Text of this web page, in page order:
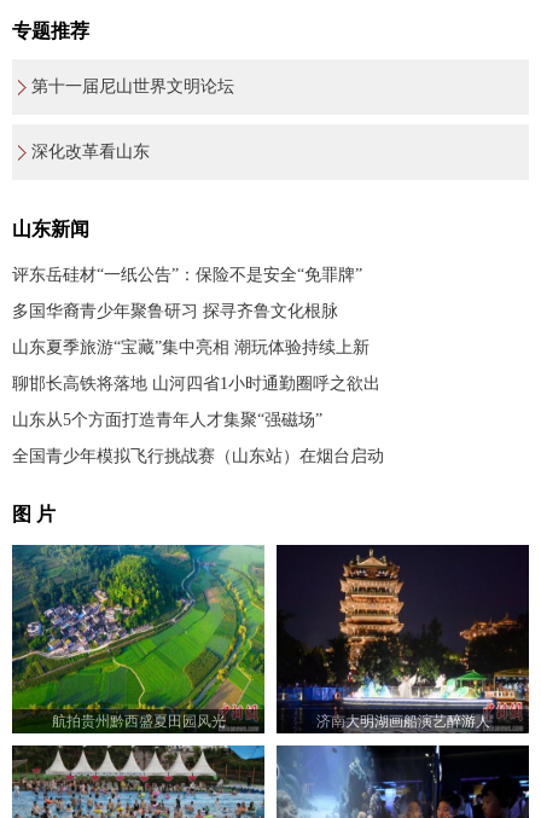
专题推荐
第十一届尼山世界文明论坛
深化改革看山东
山东新闻
评东岳硅材“一纸公告”：保险不是安全“免罪牌”
多国华裔青少年聚鲁研习 探寻齐鲁文化根脉
山东夏季旅游“宝藏”集中亮相 潮玩体验持续上新
聊邯长高铁将落地 山河四省1小时通勤圈呼之欲出
山东从5个方面打造青年人才集聚“强磁场”
全国青少年模拟飞行挑战赛（山东站）在烟台启动
图 片
航拍贵州黔西盛夏田园风光 济南大明湖画船演艺醉游人